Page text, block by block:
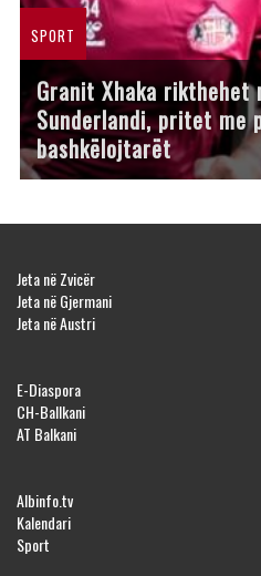
SPORT
Granit Xhaka
Sunderlandi, pritet me
bashkëlojtarët
Jeta në Zvicër
Jeta në Gjermani
Jeta në Austri
E-Diaspora
CH-Ballkani
AT Balkani
Albinfo.tv
Kalendari
Sport